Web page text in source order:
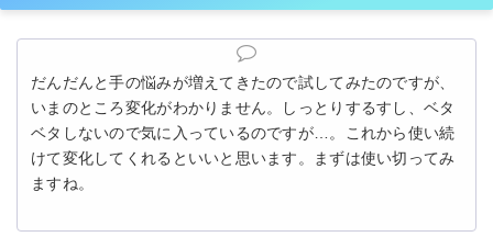
だんだんと手の悩みが増えてきたので試してみたのですが、
いまのところ変化がわかりません。しっとりするすし、ベタ
ベタしないので気に入っているのですが…。これから使い続
けて変化してくれるといいと思います。まずは使い切ってみ
ますね。